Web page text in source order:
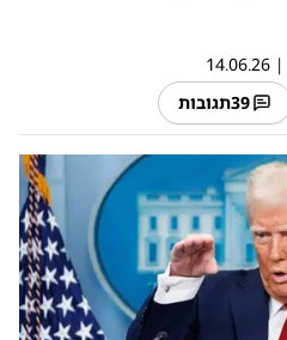
|
14.06.26
39תגובות